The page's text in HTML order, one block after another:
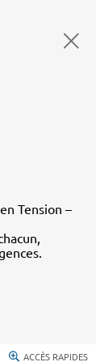
Tension –
ACCÈS RAPIDES